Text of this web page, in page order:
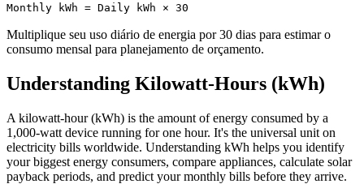
Monthly kWh = Daily kWh × 30
Multiplique seu uso diário de energia por 30 dias para estimar o
consumo mensal para planejamento de orçamento.
Understanding Kilowatt-Hours (kWh)
A kilowatt-hour (kWh) is the amount of energy consumed by a
1,000-watt device running for one hour. It's the universal unit on
electricity bills worldwide. Understanding kWh helps you identify
your biggest energy consumers, compare appliances, calculate solar
payback periods, and predict your monthly bills before they arrive.